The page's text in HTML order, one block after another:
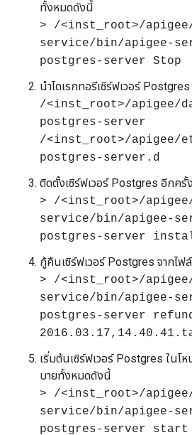
ทั้งหมดดังนี้
> /<inst_root>/
service/bin/apigee-
postgres-server Stop
นําไดเรกทอรีเซิร์ฟเวอร์
/<inst_root>/apigee/
postgres-server
/<inst_root>/apigee/
postgres-server.d
ติดตั้งเซิร์ฟเวอร์ Postgres อีกครั้
> /<inst_root>/
service/bin/apigee-
postgres-server
กู้คืนเซิร์ฟเวอร์ Postgres จากไฟ
> /<inst_root>/
service/bin/apigee-
postgres-server
เริ่มต้นเซิร์ฟเวอร์ Postgres ในโ
บายทั้งหมดดังนี้
> /<inst_root>/
service/bin/apigee-
postgres-server start